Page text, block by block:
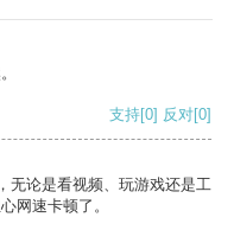
支持[0] 反对[0]
无论是看视频、玩游戏还是工
网速卡顿了。